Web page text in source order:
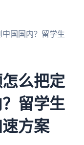
国国内？留学生
么把定
留学生
方案